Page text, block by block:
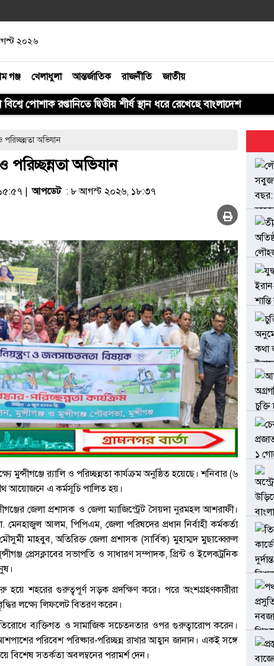
২০২৬
গঞ্জ খেলাধুলা আন্তর্জাতিক রাজনীতি জাতীয়
বিশ্বে পোশাক রপ্তানিতে দ্বিতীয় শীর্ষ স্থান ধরে রেখেছে বাংলাদেশ
পরিচ্ছন্নতা অভিযান
পরিচ্ছন্নতা অভিযান
১৫:৫৭ |আপডেট: ৮ আগস্ট ২০২৬, ১৮:৩৭
মুন্সীগঞ্জে র‍্যালি ও পরিচ্ছন্নতা কার্যক্রম অনুষ্ঠিত হয়েছে। শনিবার (৬
আয়োজনে এ কর্মসূচি পালিত হয়।
জেলা প্রশাসক ও জেলা ম্যাজিস্ট্রেট সৈয়দা নুরমহল আশরাফী।
আলম, পিপিএম, জেলা পরিষদের প্রধান নির্বাহী কর্মকর্তা
মাহবুব, অতিরিক্ত জেলা প্রশাসক (সার্বিক) মুহাম্মদ মুছাব্বেরুল
প্রেসক্লাবের সভাপতি ও সাধারণ সম্পাদক, প্রিন্ট ও ইলেকট্রনিক
হয়ে শহরের গুরুত্বপূর্ণ সড়ক প্রদক্ষিণ করে। পরে অংশগ্রহণকারীরা
লক্ষ্যে লিফলেট বিতরণ করেন।
ব্যক্তিগত ও সামাজিক সচেতনতার ওপর গুরুত্বারোপ করেন।
পরিবেশ পরিষ্কার-পরিচ্ছন্ন রাখার আহ্বান জানান। একই সঙ্গে
বিশেষ সতর্কতা অবলম্বনের পরামর্শ দেন।